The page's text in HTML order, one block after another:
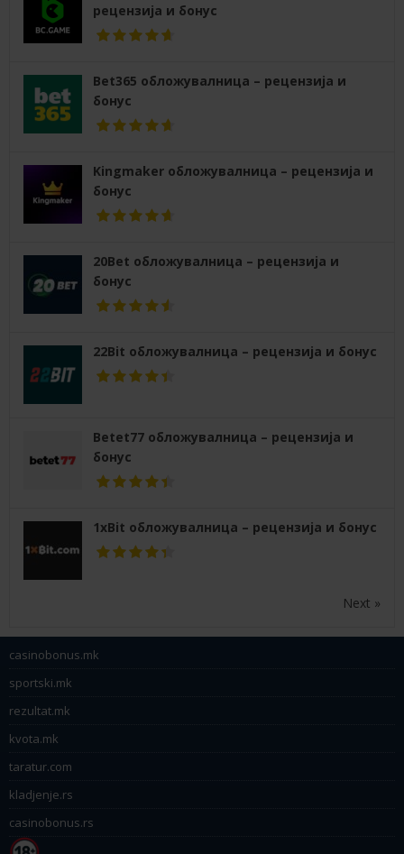
рецензија и бонус
Bet365 обложувалница – рецензија и
бонус
Kingmaker обложувалница – рецензија и
бонус
20Bet обложувалница – рецензија и
бонус
22Bit обложувалница – рецензија и бонус
Betet77 обложувалница – рецензија и
бонус
1xBit обложувалница – рецензија и бонус
Next »
casinobonus.mk
sportski.mk
rezultat.mk
kvota.mk
taratur.com
kladjenje.rs
casinobonus.rs